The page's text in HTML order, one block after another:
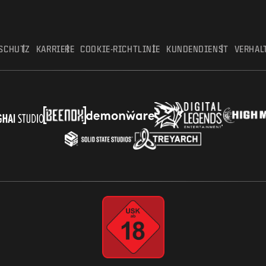
KARRIERE COOKIE-RICHTLINIE KUNDENDIENST